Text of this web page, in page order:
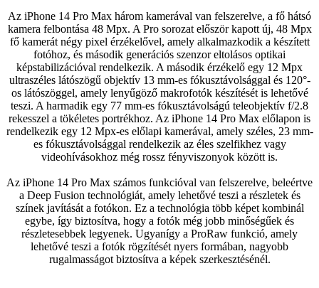
Az iPhone 14 Pro Max három kamerával van felszerelve, a fő hátsó
kamera felbontása 48 Mpx. A Pro sorozat először kapott új, 48 Mpx
fő kamerát négy pixel érzékelővel, amely alkalmazkodik a készített
fotóhoz, és második generációs szenzor eltolásos optikai
képstabilizációval rendelkezik. A második érzékelő egy 12 Mpx
ultraszéles látószögű objektív 13 mm-es fókusztávolsággal és 120°-
os látószöggel, amely lenyűgöző makrofotók készítését is lehetővé
teszi. A harmadik egy 77 mm-es fókusztávolságú teleobjektív f/2.8
rekesszel a tökéletes portrékhoz. Az iPhone 14 Pro Max előlapon is
rendelkezik egy 12 Mpx-es előlapi kamerával, amely széles, 23 mm-
es fókusztávolsággal rendelkezik az éles szelfikhez vagy
videohívásokhoz még rossz fényviszonyok között is.
Az iPhone 14 Pro Max számos funkcióval van felszerelve, beleértve
a Deep Fusion technológiát, amely lehetővé teszi a részletek és
színek javítását a fotókon. Ez a technológia több képet kombinál
egybe, így biztosítva, hogy a fotók még jobb minőségűek és
részletesebbek legyenek. Ugyanígy a ProRaw funkció, amely
lehetővé teszi a fotók rögzítését nyers formában, nagyobb
rugalmasságot biztosítva a képek szerkesztésénél.